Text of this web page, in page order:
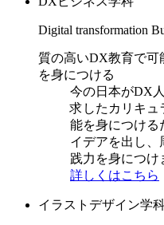
Digital transformation
質の高いDX教育で可
を身につける
今の日本がDX
求したカリキュ
能を身につける
イデアを出し、
践力を身につけ
詳しくはこちら
イラストデザイン学